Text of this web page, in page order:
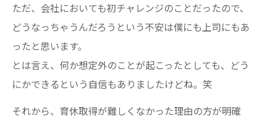
ただ、会社においても初チャレンジのことだったので、
どうなっちゃうんだろうという不安は僕にも上司にもあ
ったと思います。
とは言え、何か想定外のことが起こったとしても、どう
にかできるという自信もありましたけどね。笑
それから、育休取得が難しくなかった理由の方が明確